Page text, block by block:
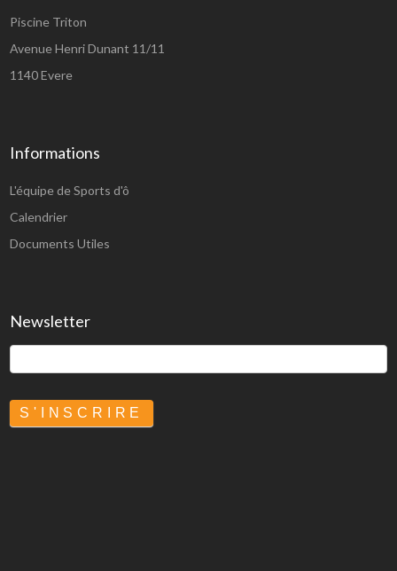
Piscine Triton
Avenue Henri Dunant 11/11
1140 Evere
Informations
L'équipe de Sports d'ô
Calendrier
Documents Utiles
Newsletter
S'INSCRIRE